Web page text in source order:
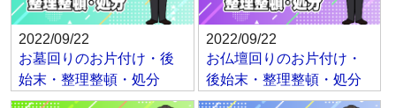
2022/09/22
お墓回りのお片付け・後
始末・整理整頓・処分
2022/09/22
お仏壇回りのお片付け・
後始末・整理整頓・処分